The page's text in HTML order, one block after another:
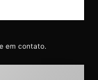
em contato.